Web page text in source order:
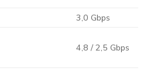
3,0 Gbps
4,8 / 2,5 Gbps